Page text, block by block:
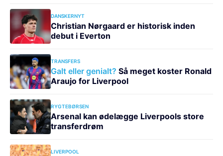
DANSKERNYT
Christian Nørgaard er historisk inden
debut i Everton
TRANSFERS
Galt eller genialt? Så meget koster Ronald
Araujo for Liverpool
RYGTEBØRSEN
Arsenal kan ødelægge Liverpools store
transferdrøm
LIVERPOOL